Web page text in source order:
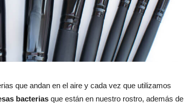
que andan en el aire y cada vez que utilizamos
bacterias que están en nuestro rostro, además de